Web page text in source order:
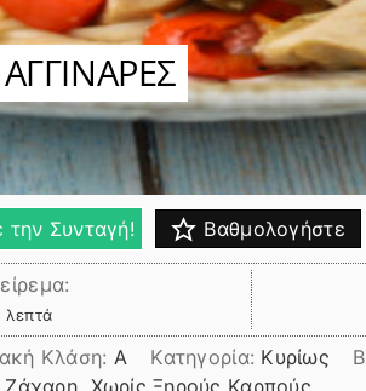
την Συνταγή! Βαθμολογήστε
λεπτά
λεπτά
Κλάση: A Κατηγορία: Κυρίως
Χωρίς Ξηρούς Καρπούς